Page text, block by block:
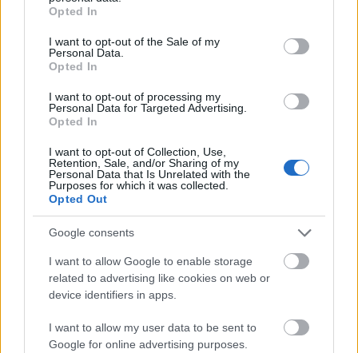
grant or deny consent to Google and its third-party tags to
use your data for below specified purposes in below Google
consent section.
Opted In
I want to opt-out of the Sale of my
Personal Data.
Opted In
I want to opt-out of processing my
Personal Data for Targeted Advertising.
Opted In
I want to opt-out of Collection, Use,
Retention, Sale, and/or Sharing of my
Personal Data that Is Unrelated with the
Purposes for which it was collected.
Opted Out
Google consents
I want to allow Google to enable storage
related to advertising like cookies on web or
device identifiers in apps.
I want to allow my user data to be sent to
Google for online advertising purposes.
Élményvadász• 2024. október 23.
koncertezik az Unisex könnyűzenei együttes. Az idén új
énekesnővel kiegészült zenekar tagjai ...